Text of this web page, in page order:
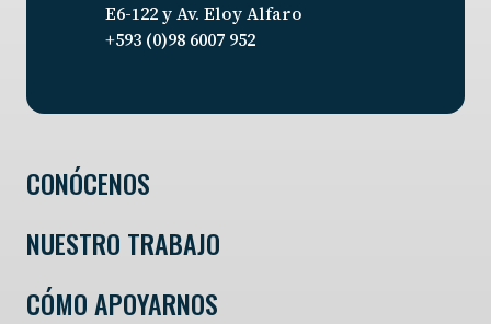
E6-122 y Av. Eloy Alfaro
+593 (0)98 6007 952
CONÓCENOS
NUESTRO TRABAJO
CÓMO APOYARNOS